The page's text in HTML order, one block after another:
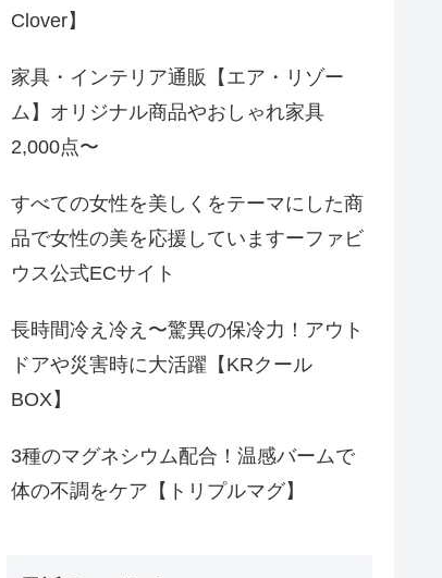
Clover】
家具・インテリア通販【エア・リゾー
ム】オリジナル商品やおしゃれ家具
2,000点〜
すべての女性を美しくをテーマにした商
品で女性の美を応援していますーファビ
ウス公式ECサイト
長時間冷え冷え〜驚異の保冷力！アウト
ドアや災害時に大活躍【KRクール
BOX】
3種のマグネシウム配合！温感バームで
体の不調をケア【トリプルマグ】